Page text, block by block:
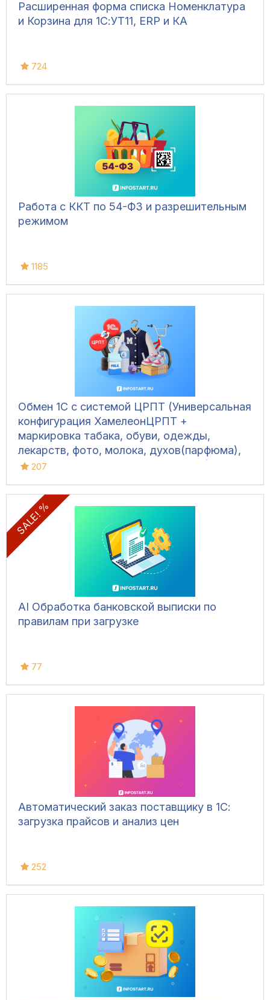
Расширенная форма списка Номенклатура
и Корзина для 1С:УТ11, ERP и КА
724
Работа с ККТ по 54-ФЗ и разрешительным
режимом
1185
Обмен 1С с системой ЦРПТ (Универсальная
конфигурация ХамелеонЦРПТ +
маркировка табака, обуви, одежды,
лекарств, фото, молока, духов(парфюма),
питьевой воды, велосипедов и шин)
207
SALE! %
AI Обработка банковской выписки по
правилам при загрузке
77
Автоматический заказ поставщику в 1С:
загрузка прайсов и анализ цен
252